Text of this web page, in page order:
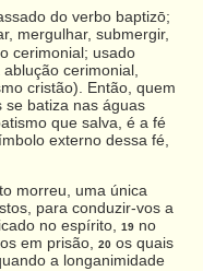
do verbo baptizō;
mergulhar, submergir,
cerimonial; usado
cerimonial,
cristão). Então, quem
se batiza nas águas
que salva, é a fé
externo dessa fé,
morreu, uma única
para conduzir-vos a
no espírito,
19 no
em prisão,
20 os quais
a longanimidade